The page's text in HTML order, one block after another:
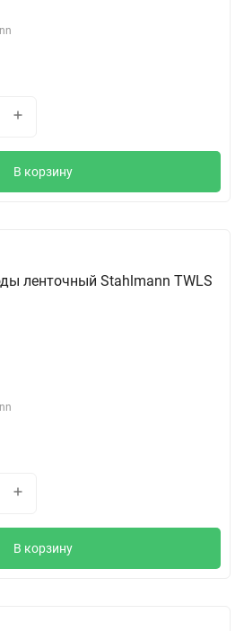
В корзину
ленточный Stahlmann TWLS
В корзину